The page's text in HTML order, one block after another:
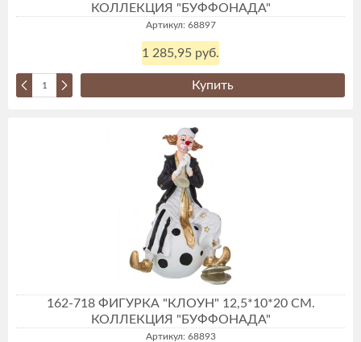
КОЛЛЕКЦИЯ "БУФФОНАДА"
Артикул: 68897
1 285,95 руб.
Купить
162-718 ФИГУРКА "КЛОУН" 12,5*10*20 СМ.
КОЛЛЕКЦИЯ "БУФФОНАДА"
Артикул: 68893